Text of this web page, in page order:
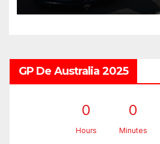
GP De Australia 2025
0
Hours
0
Minutes